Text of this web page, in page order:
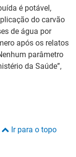
é potável,
do carvão
de água por
após os relatos
parâmetro
da Saúde”,
Ir para o topo